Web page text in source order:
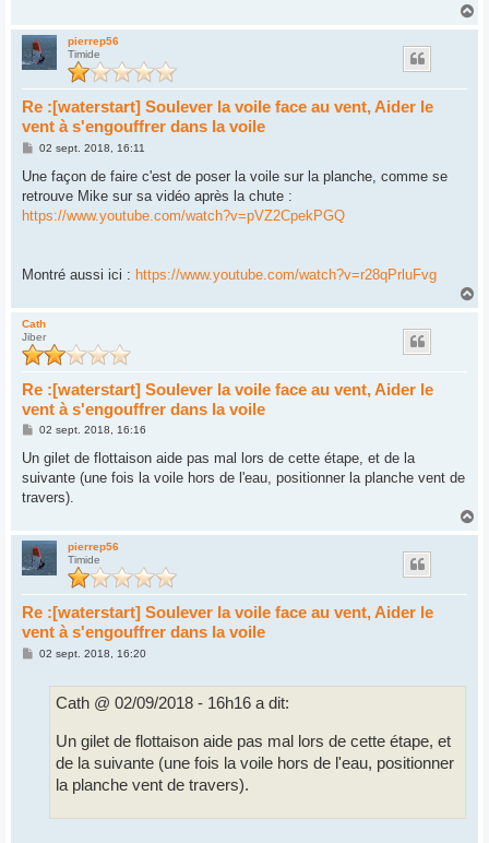
pierrep56
Timide
Re :[waterstart] Soulever la voile face au vent, Aider le
vent à s'engouffrer dans la voile
M
s
a
g
e
02 sept. 2018, 16:11
Une façon de faire c'est de poser la voile sur la planche, comme se
retrouve Mike sur sa vidéo après la chute :
https://www.youtube.com/watch?v=pVZ2CpekPGQ
Montré aussi ici : https://www.youtube.com/watch?v=r28qPrluFvg
a
Cath
Jiber
Re :[waterstart] Soulever la voile face au vent, Aider le
vent à s'engouffrer dans la voile
M
s
a
g
02 sept. 2018, 16:16
Un gilet de flottaison aide pas mal lors de cette étape, et de la
suivante (une fois la voile hors de l'eau, positionner la planche vent de
travers).
pierrep56
Timide
Re :[waterstart] Soulever la voile face au vent, Aider le
vent à s'engouffrer dans la voile
M02 sept. 2018, 16:20
Cath @ 02/09/2018 - 16h16 a dit:
Un gilet de flottaison aide pas mal lors de cette étape, et
de la suivante (une fois la voile hors de l'eau, positionner
la planche vent de travers).